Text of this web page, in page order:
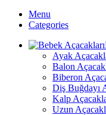
Menu
Categories
Ayak
Balon
Biberon
Diş Buğdayı
Kalp
Uzun